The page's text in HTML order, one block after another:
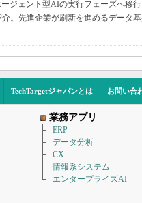
ジェント型AIの実行フェーズへ移
。先進企業が刷新を進めるデータ
TechTargetジャパンとは お問い合
業務アプリ
ERP
データ分析
CX
情報系システム
エンタープライズAI